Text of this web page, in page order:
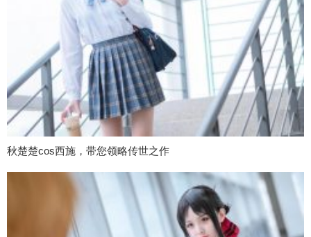
秋楚楚cos西施，带您领略传世之作